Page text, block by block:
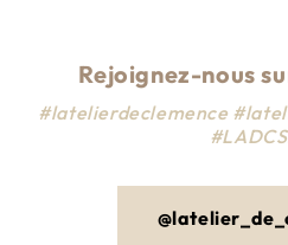
Rejoignez-nous
#latelierdeclemence